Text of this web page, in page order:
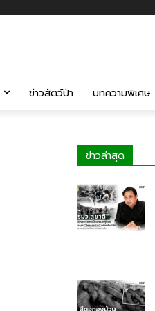
ข่าวสัตว์ป่า บทความพิเศษ
ข่าวล่าสุด